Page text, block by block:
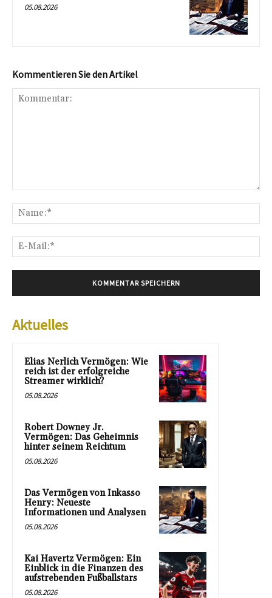
05.08.2026
Kommentieren Sie den Artikel
Aktuelles
Elias Nerlich Vermögen: Wie
reich ist der erfolgreiche
Streamer wirklich?
05.08.2026
Robert Downey Jr.
Vermögen: Das Geheimnis
hinter seinem Reichtum
05.08.2026
Das Vermögen von Inkasso
Henry: Neueste
Informationen und Analysen
05.08.2026
Kai Havertz Vermögen: Ein
Einblick in die Finanzen des
aufstrebenden Fußballstars
05.08.2026